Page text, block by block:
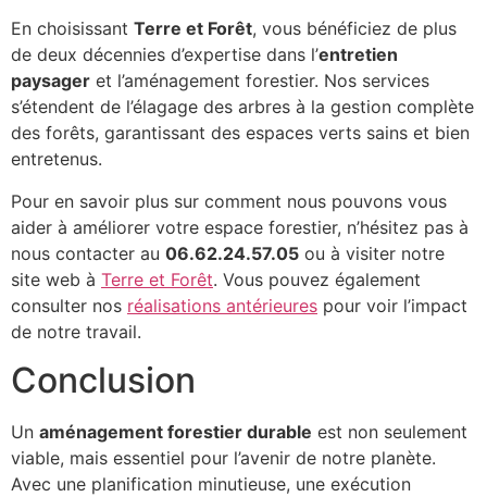
En choisissant Terre et Forêt, vous bénéficiez de plus
de deux décennies d’expertise dans l’entretien
paysager et l’aménagement forestier. Nos services
s’étendent de l’élagage des arbres à la gestion complète
des forêts, garantissant des espaces verts sains et bien
entretenus.
Pour en savoir plus sur comment nous pouvons vous
aider à améliorer votre espace forestier, n’hésitez pas à
nous contacter au 06.62.24.57.05 ou à visiter notre
site web à Terre et Forêt. Vous pouvez également
consulter nos réalisations antérieures pour voir l’impact
de notre travail.
Conclusion
Un aménagement forestier durable est non seulement
viable, mais essentiel pour l’avenir de notre planète.
Avec une planification minutieuse, une exécution